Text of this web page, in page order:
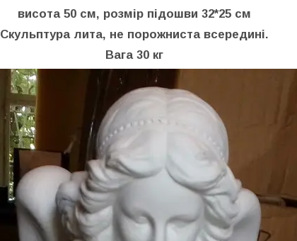
висота 50 см, розмір підошви 32*25 см
Скульптура лита, не порожниста всередині.
Вага 30 кг